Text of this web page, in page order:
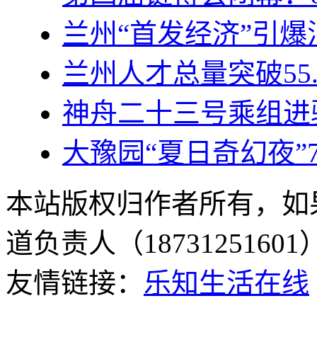
兰州“首发经济”引
兰州人才总量突破
神舟二十三号乘组
大豫园“夏日奇幻夜
本站版权归作者所有，
道负责人（
友情链接： 乐知生活在线